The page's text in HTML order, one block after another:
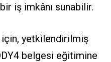
iş imkânı sunabilir.
yetkilendirilmiş
belgesi eğitimine